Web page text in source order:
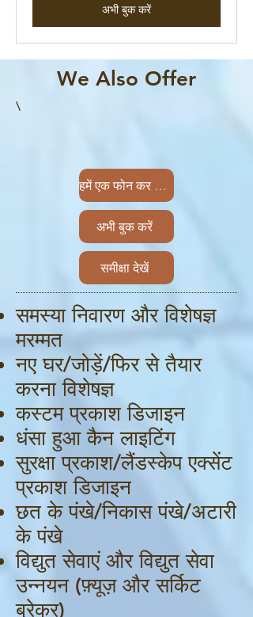
अभी बुक करें
We Also Offer
\
हमें एक फोन कर देना
अभी बुक करें
समीक्षा देखें
समस्या निवारण और विशेषज्ञ
मरम्मत
नए घर/जोड़ें/फिर से तैयार
करना विशेषज्ञ
कस्टम प्रकाश डिजाइन
धंसा हुआ कैन लाइटिंग
सुरक्षा प्रकाश/लैंडस्केप एक्सेंट
प्रकाश डिजाइन
छत के पंखे/निकास पंखे/अटारी
के पंखे
विद्युत सेवाएं और विद्युत सेवा
उन्नयन (फ़्यूज़ और सर्किट
ब्रेकर)